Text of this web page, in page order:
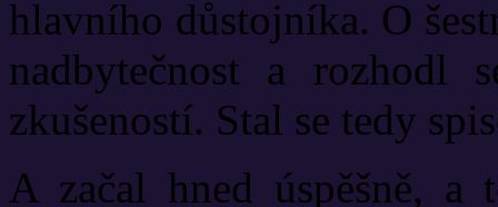
hlavního důstojníka. O
nadbytečnost a rozhodl
zkušeností. Stal se tedy
A začal hned úspěšně,